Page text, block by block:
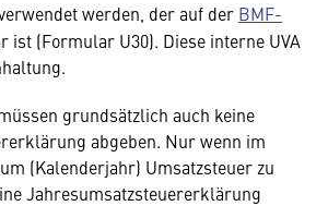
werden, der auf der BMF-
ist (Formular U30). Diese interne UVA
grundsätzlich auch keine
abgeben. Nur wenn im
(Kalenderjahr) Umsatzsteuer zu
Jahresumsatzsteuererklärung